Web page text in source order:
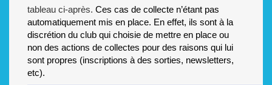
tableau ci-après. Ces cas de collecte n’étant pas
automatiquement mis en place. En effet, ils sont à la
discrétion du club qui choisie de mettre en place ou
non des actions de collectes pour des raisons qui lui
sont propres (inscriptions à des sorties, newsletters,
etc).